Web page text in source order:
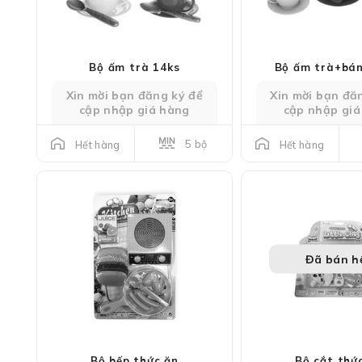
Bộ ấm trà 14ks
Xin mời bạn đăng ký để
cập nhập giá hàng
Hết hàng 5 bộ
Bộ ấm
Xin mời bạn
cập nhập
Hết hàng
Đã bán